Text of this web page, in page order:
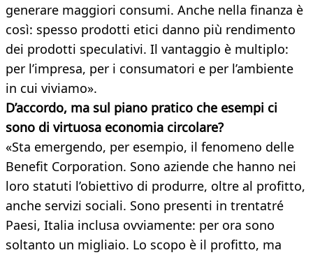
generare maggiori consumi. Anche nella finanza è
così: spesso prodotti etici danno più rendimento
dei prodotti speculativi. Il vantaggio è multiplo:
per l’impresa, per i consumatori e per l’ambiente
in cui viviamo».
D’accordo, ma sul piano pratico che esempi ci
sono di virtuosa economia circolare?
«Sta emergendo, per esempio, il fenomeno delle
Benefit Corporation. Sono aziende che hanno nei
loro statuti l’obiettivo di produrre, oltre al profitto,
anche servizi sociali. Sono presenti in trentatré
Paesi, Italia inclusa ovviamente: per ora sono
soltanto un migliaio. Lo scopo è il profitto, ma